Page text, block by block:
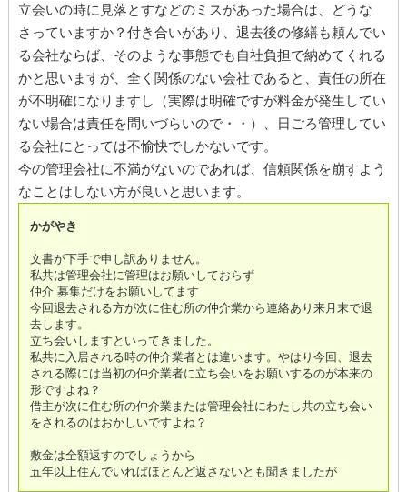
立会いの時に見落とすなどのミスがあった場合は、どうな
さっていますか？付き合いがあり、退去後の修繕も頼んでい
る会社ならば、そのような事態でも自社負担で納めてくれる
かと思いますが、全く関係のない会社であると、責任の所在
が不明確になりますし（実際は明確ですが料金が発生してい
ない場合は責任を問いづらいので・・）、日ごろ管理してい
る会社にとっては不愉快でしかないです。
今の管理会社に不満がないのであれば、信頼関係を崩すよう
なことはしない方が良いと思います。
かがやき
文書が下手で申し訳ありません。
私共は管理会社に管理はお願いしておらず
仲介 募集だけをお願いしてます
今回退去される方が次に住む所の仲介業から連絡あり来月末で退
去します。
立ち会いしますといってきました。
私共に入居される時の仲介業者とは違います。やはり今回、退去
される際には当初の仲介業者に立ち会いをお願いするのが本来の
形ですよね？
借主が次に住む所の仲介業または管理会社にわたし共の立ち会い
をされるのはおかしいですよね？
敷金は全額返すのでしょうから
五年以上住んでいればほとんど返さないとも聞きましたが